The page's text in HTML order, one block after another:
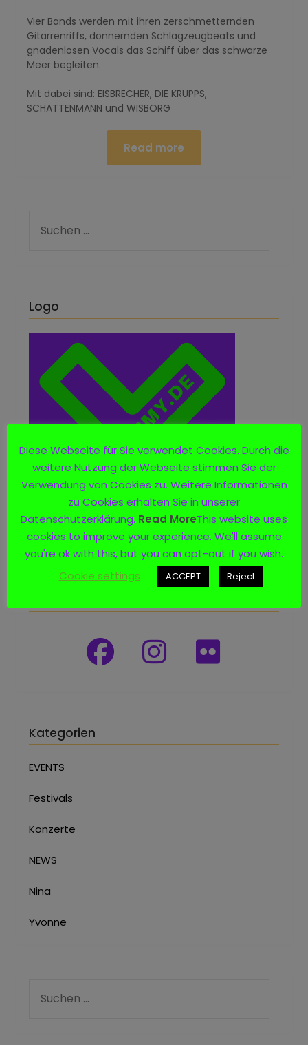
Vier Bands werden mit ihren zerschmetternden
Gitarrenriffs, donnernden Schlagzeugbeats und
gnadenlosen Vocals das Schiff über das schwarze
Meer begleiten.
Mit dabei sind: EISBRECHER, DIE KRUPPS,
SCHATTENMANN und WISBORG
Read more
Logo
Kategorien
EVENTS
Festivals
Konzerte
NEWS
Nina
Yvonne
Diese Webseite für Sie verwendet Cookies. Durch die
weitere Nutzung der Webseite stimmen Sie der
Verwendung von Cookies zu. Weitere Informationen
zu Cookies erhalten Sie in unserer
Datenschutzerklärung. Read MoreThis website uses
cookies to improve your experience. We'll assume
you're ok with this, but you can opt-out if you wish.
Cookie settings
ACCEPT Reject